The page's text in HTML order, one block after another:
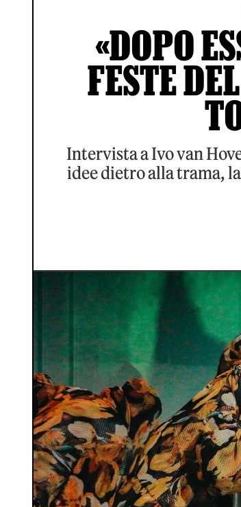
«DOPO
FESTE
Intervista a Ivo van
idee dietro alla trama,